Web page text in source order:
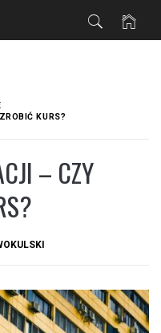
KURS?
– CZY